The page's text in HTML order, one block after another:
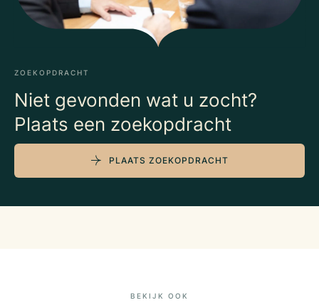
ZOEKOPDRACHT
Niet gevonden wat u zocht?
Plaats een zoekopdracht
PLAATS ZOEKOPDRACHT
BEKIJK OOK